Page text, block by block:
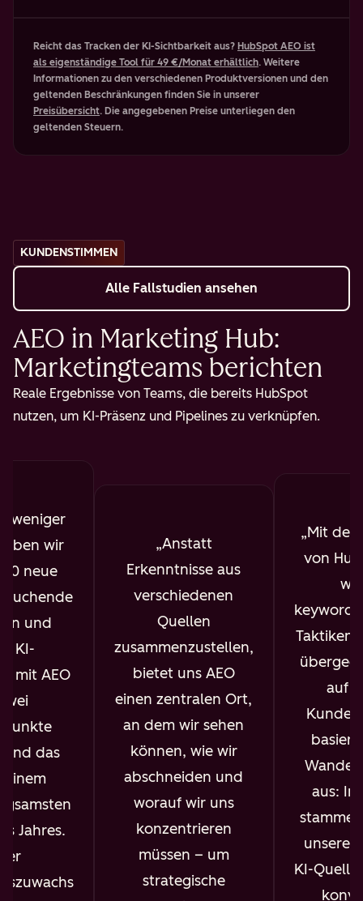
Reicht das Tracken der KI-Sichtbarkeit aus? HubSpot AEO ist
als eigenständige Tool für 49 €/Monat erhältlich. Weitere
Informationen zu den verschiedenen Produktversionen und den
geltenden Beschränkungen finden Sie in unserer
Preisübersicht. Die angegebenen Preise unterliegen den
geltenden Steuern.
KUNDENSTIMMEN
Alle Fallstudien ansehen
AEO in Marketing Hub:
Marketingteams berichten
Reale Ergebnisse von Teams, die bereits HubSpot
nutzen, um KI-Präsenz und Pipelines zu verknüpfen.
weniger
wir
neue
und
KI-
mit AEO
das
einem
Jahres.
Anstatt
Erkenntnisse aus
verschiedenen
Quellen
zusammenzustellen,
bietet uns AEO
einen zentralen Ort,
an dem wir sehen
können, wie wir
abschneiden und
worauf wir uns
konzentrieren
müssen – um
strategische
Mit
von
Taktiken
auf
Wandel
aus:
unserer
KI-